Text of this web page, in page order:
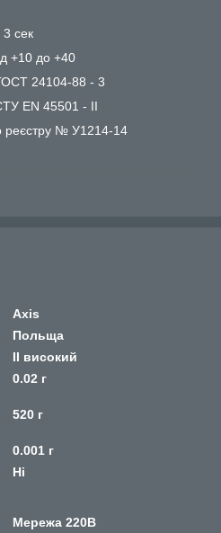
3 сек
+10 до +40
ГОСТ 24104-88 - 3
EN 45501 - II
реєстру № У1214-14
Axis
Польща
II високий
0.02 г
520 г
0.001 г
Ні
Мережа 220В